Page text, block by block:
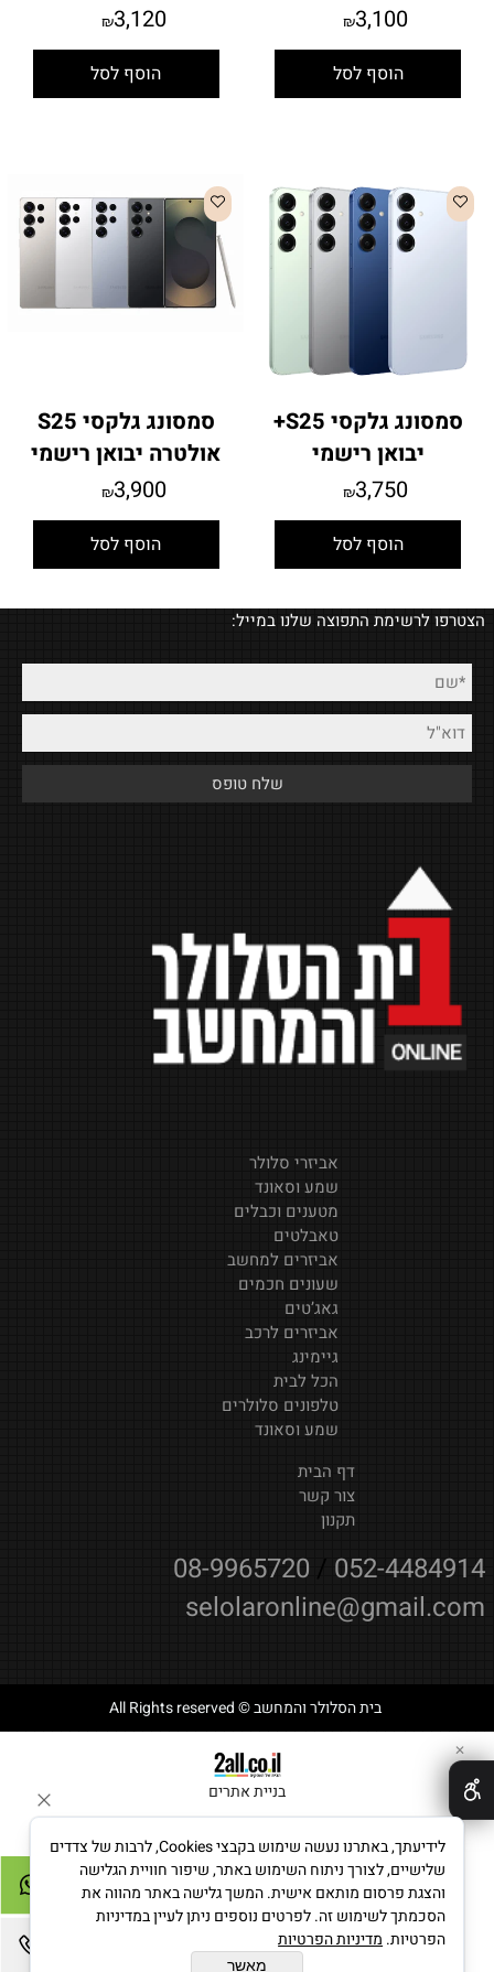
₪3,100
הוסף לסל
₪3,120
הוסף לסל
סמסונג גלקסי S25+
יבואן רישמי
₪3,750
הוסף לסל
סמסונג גלקסי S25
אולטרה יבואן רישמי
₪3,900
הוסף לסל
הצטרפו לרשימת התפוצה שלנו במייל:
אביזרי סלולר
שמע וסאונד
מטענים וכבלים
טאבלטים
אביזרים למחשב
שעונים חכמים
גאג’טים
אביזרים לרכב
גיימינג
הכל לבית
טלפונים סלולרים
שמע וסאונד
דף הבית
צור קשר
תקנון
052-4484914
08-9965720
selolaronline@gmail.com
בית הסלולר והמחשב © All Rights reserved
בניית אתרים
✕
לידיעתך, באתרנו נעשה שימוש בקבצי Cookies, לרבות של צדדים
שלישיים, לצורך ניתוח השימוש באתר, שיפור חוויית הגלישה
והצגת פרסום מותאם אישית. המשך גלישה באתר מהווה את
הסכמתך לשימוש זה. לפרטים נוספים ניתן לעיין במדיניות
הפרטיות. מדיניות הפרטיות
מאשר